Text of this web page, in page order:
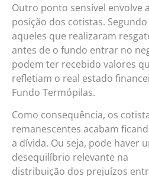
Outro ponto sensível envolve a
posição dos cotistas. Segundo
aqueles que realizaram
antes de o fundo entrar no
podem ter recebido valores
refletiam o real estado
Fundo Termópilas.
Como consequência, os
remanescentes acabam
a dívida. Ou seja, pode haver
desequilíbrio relevante na
distribuição dos prejuízos